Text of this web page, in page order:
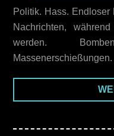
Politik. Hass.
Nachrichten,
werden.
Massenerschießungen.